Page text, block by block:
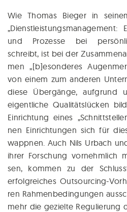
Wie Tho­mas Bie­ger in
und Pro­zes­se bei
schreibt, ist bei der
men „[b]esonderes
von einem zum ande­ren
die­se Über­gän­ge, auf­grund
eigent­li­che Qua­li­täts­lü­cken
Ein­rich­tung eines
nen Ein­rich­tun­gen sich für
wapp­nen. Auch Nils Urbach
ihrer For­schung vor­nehmlich
sen, kom­men zu der
erfolg­rei­ches Out­­sour­cing-
ren Rah­men­be­din­gun­gen
mehr die ge­zielte Regu­lie­rung